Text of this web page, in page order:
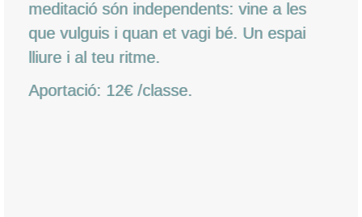
meditació són independents: vine a les
que vulguis i quan et vagi bé. Un espai
lliure i al teu ritme.
Aportació: 12€ /classe.